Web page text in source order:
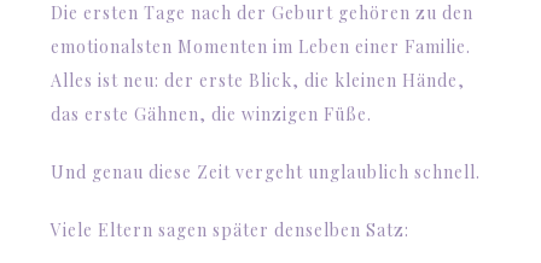
Die ersten Tage nach der Geburt gehören zu den
emotionalsten Momenten im Leben einer Familie.
Alles ist neu: der erste Blick, die kleinen Hände,
das erste Gähnen, die winzigen Füße.
Und genau diese Zeit vergeht unglaublich schnell.
Viele Eltern sagen später denselben Satz: